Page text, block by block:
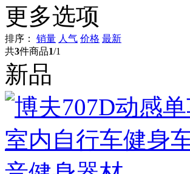
更多选项
排序： 销量 人气 价格 最新
共3件商品1/1
新品